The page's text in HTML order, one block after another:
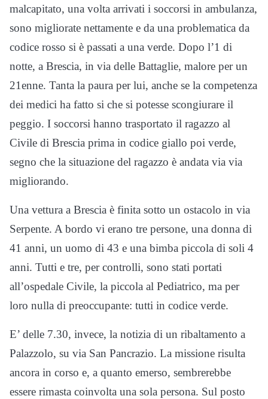
malcapitato, una volta arrivati i soccorsi in ambulanza,
sono migliorate nettamente e da una problematica da
codice rosso si è passati a una verde. Dopo l’1 di
notte, a Brescia, in via delle Battaglie, malore per un
21enne. Tanta la paura per lui, anche se la competenza
dei medici ha fatto si che si potesse scongiurare il
peggio. I soccorsi hanno trasportato il ragazzo al
Civile di Brescia prima in codice giallo poi verde,
segno che la situazione del ragazzo è andata via via
migliorando.
Una vettura a Brescia è finita sotto un ostacolo in via
Serpente. A bordo vi erano tre persone, una donna di
41 anni, un uomo di 43 e una bimba piccola di soli 4
anni. Tutti e tre, per controlli, sono stati portati
all’ospedale Civile, la piccola al Pediatrico, ma per
loro nulla di preoccupante: tutti in codice verde.
E’ delle 7.30, invece, la notizia di un ribaltamento a
Palazzolo, su via San Pancrazio. La missione risulta
ancora in corso e, a quanto emerso, sembrerebbe
essere rimasta coinvolta una sola persona. Sul posto